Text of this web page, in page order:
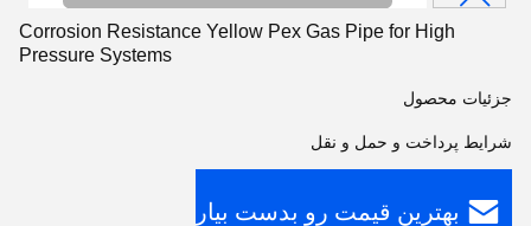
Corrosion Resistance Yellow Pex Gas Pipe for High
Pressure Systems
جزئیات محصول
شرایط پرداخت و حمل و نقل
بهترین قیمت رو بدست بیار